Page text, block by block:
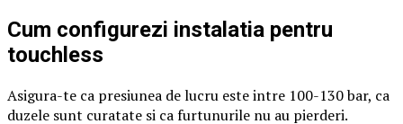
Cum configurezi instalatia pentru
touchless
Asigura-te ca presiunea de lucru este intre 100-130 bar, ca
duzele sunt curatate si ca furtunurile nu au pierderi.